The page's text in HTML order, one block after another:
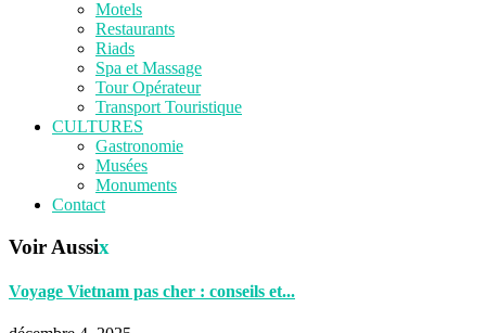
Motels
Restaurants
Riads
Spa et Massage
Tour Opérateur
Transport Touristique
CULTURES
Gastronomie
Musées
Monuments
Contact
Voir Aussix
Voyage Vietnam pas cher : conseils et...